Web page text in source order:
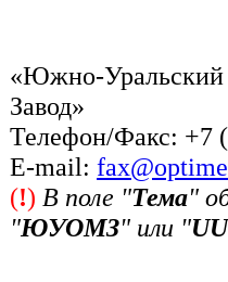
«Южно-Уральский
Завод»
Телефон/Факс: +7
Е-mail:
(!) В поле "Тема"
"ЮУОМЗ" или "